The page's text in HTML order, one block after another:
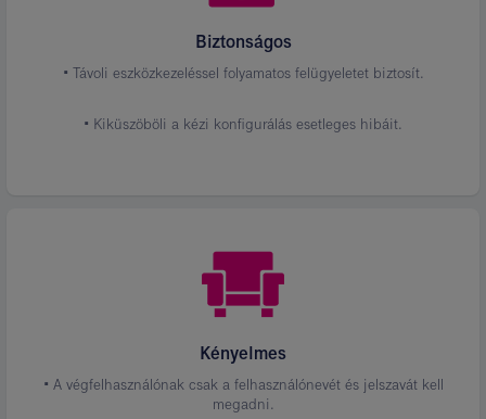
Biztonságos
• Távoli eszközkezeléssel folyamatos felügyeletet biztosít.
• Kiküszöböli a kézi konfigurálás esetleges hibáit.
Kényelmes
• A végfelhasználónak csak a felhasználónevét és jelszavát kell
megadni.